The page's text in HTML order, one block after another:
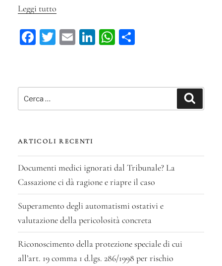
Leggi tutto
tra
dà
alla
sussidiaria”
Fa
ok
T
er
E
Li
dI
W
A vi
Cerca:
ARTICOLI RECENTI
Documenti medici ignorati dal Tribunale? La
Cassazione ci dà ragione e riapre il caso
Superamento degli automatismi ostativi e
valutazione della pericolosità concreta
Riconoscimento della protezione speciale di cui
all’art. 19 comma 1 d.lgs. 286/1998 per rischio